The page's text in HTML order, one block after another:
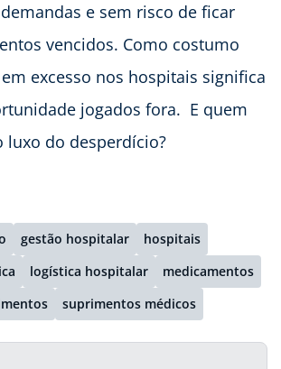
e sem risco de ficar
vencidos. Como costumo
excesso nos hospitais significa
jogados fora. E quem
luxo do desperdício?
gestão hospitalar
hospitais
logística hospitalar
medicamentos
suprimentos médicos